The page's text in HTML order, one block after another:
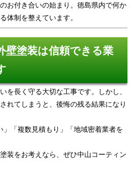
お付き合いの始まり。徳島県内で何か
体制を整えています。
壁塗装は信頼できる業
を長く守る大切な工事です。しかし、
れてしまうと、後悔の残る結果になり
「複数見積もり」「地域密着業者を
装をお考えなら、ぜひ中山コーティン